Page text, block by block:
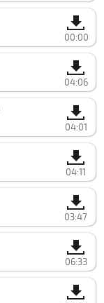
00:00
04:06
04:01
04:11
03:47
06:33